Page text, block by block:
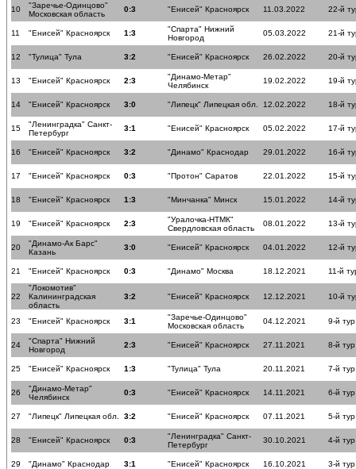
10
"Заречье-Одинцово"
Московская область
0:3 "Енисей" Красноярск 11.03.2022 22-й
11 "Енисей" Красноярск 1:3
"Спарта" Нижний
Новгород
05.03.2022 21-й
12 "Тулица" Тула 3:2 "Енисей" Красноярск 26.02.2022 20-й
13 "Енисей" Красноярск 2:3
"Динамо-Метар"
Челябинск
19.02.2022 19-й
14 "Енисей" Красноярск 3:0 "Липецк" Липецкая обл. 12.02.2022 18-й
15
"Ленинградка" Санкт-
Петербург
3:1 "Енисей" Красноярск 05.02.2022 17-й
16 "Енисей" Красноярск 3:2 "Динамо" Краснодар 29.01.2022 16-й
17 "Енисей" Красноярск 0:3 "Протон" Саратов 22.01.2022 15-й
18 "Енисей" Красноярск 1:3 "Минчанка" Минск 15.01.2022 14-й
19 "Енисей" Красноярск 2:3
"Уралочка-НТМК"
Свердловская область
08.01.2022 13-й
20
"Динамо-Ак Барс"
Казань
3:0 "Енисей" Красноярск 04.01.2022 12-й
21 "Енисей" Красноярск 0:3 "Динамо" Москва 18.12.2021 11-й
22
"Локомотив"
Калининградская
область
3:2 "Енисей" Красноярск 12.12.2021 10-й
23 "Енисей" Красноярск 3:1
"Заречье-Одинцово"
Московская область
04.12.2021 9-й тур
24
"Спарта" Нижний
Новгород
2:3 "Енисей" Красноярск 27.11.2021 8-й тур
25 "Енисей" Красноярск 1:3 "Тулица" Тула 20.11.2021 7-й тур
26
"Динамо-Метар"
Челябинск
0:3 "Енисей" Красноярск 14.11.2021 6-й тур
27 "Липецк" Липецкая обл. 3:2 "Енисей" Красноярск 07.11.2021 5-й тур
28 "Енисей" Красноярск 0:3
"Ленинградка" Санкт-
Петербург
30.10.2021 4-й тур
29 "Динамо" Краснодар 3:1 "Енисей" Красноярск 16.10.2021 3-й тур